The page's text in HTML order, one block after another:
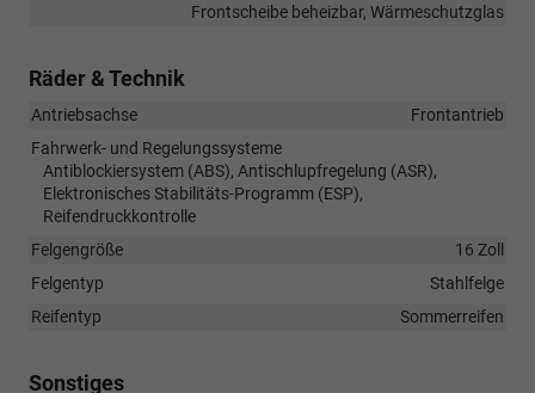
Frontscheibe beheizbar, Wärmeschutzglas
Räder & Technik
Antriebsachse
Frontantrieb
Fahrwerk- und Regelungssysteme
Antiblockiersystem (ABS), Antischlupfregelung (ASR),
Elektronisches Stabilitäts-Programm (ESP),
Reifendruckkontrolle
Felgengröße
16 Zoll
Felgentyp
Stahlfelge
Reifentyp
Sommerreifen
Sonstiges